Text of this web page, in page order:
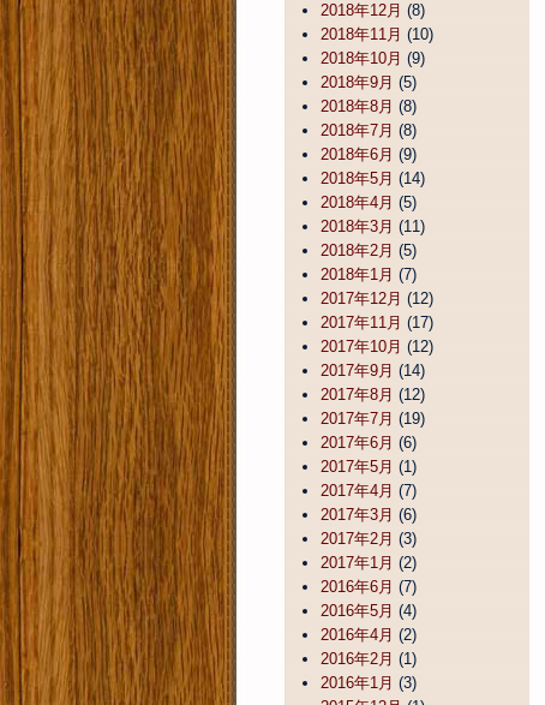
2018年12月 (8)
2018年11月 (10)
2018年10月 (9)
2018年9月 (5)
2018年8月 (8)
2018年7月 (8)
2018年6月 (9)
2018年5月 (14)
2018年4月 (5)
2018年3月 (11)
2018年2月 (5)
2018年1月 (7)
2017年12月 (12)
2017年11月 (17)
2017年10月 (12)
2017年9月 (14)
2017年8月 (12)
2017年7月 (19)
2017年6月 (6)
2017年5月 (1)
2017年4月 (7)
2017年3月 (6)
2017年2月 (3)
2017年1月 (2)
2016年6月 (7)
2016年5月 (4)
2016年4月 (2)
2016年2月 (1)
2016年1月 (3)